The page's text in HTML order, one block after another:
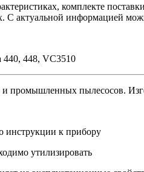
комплекте
С актуальной информацией
440, 448, VC3510
промышленных пылесосов.
инструкции к прибору
утилизировать